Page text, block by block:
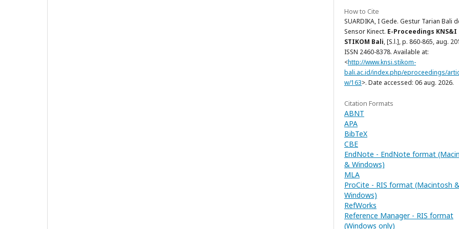
How to Cite
SUARDIKA, I Gede. Gestur Tarian Bali
Sensor Kinect. E-Proceedings KNS&I
STIKOM Bali, [S.l.], p. 860-865, aug.
ISSN 2460-8378. Available at:
<http://www.knsi.stikom-
bali.ac.id/index.php/eproceedings/
w/163>. Date accessed: 06 aug. 2026.
Citation Formats
ABNT
APA
BibTeX
CBE
EndNote - EndNote format
& Windows)
MLA
ProCite - RIS format (Macintosh
Windows)
RefWorks
Reference Manager - RIS format
(Windows only)